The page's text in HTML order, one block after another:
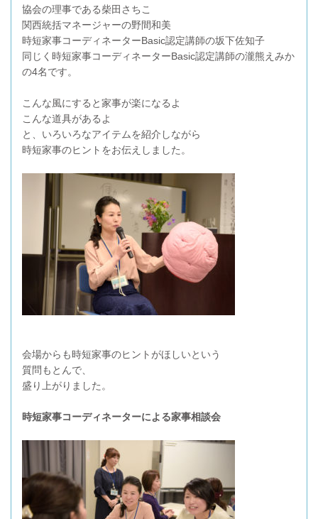
協会の理事である柴田さちこ
関西統括マネージャーの野間和美
時短家事コーディネーターBasic認定講師の坂下佐知子
同じく時短家事コーディネーターBasic認定講師の瀧熊えみか
の4名です。
こんな風にすると家事が楽になるよ
こんな道具があるよ
と、いろいろなアイテムを紹介しながら
時短家事のヒントをお伝えしました。
会場からも時短家事のヒントがほしいという
質問もとんで、
盛り上がりました。
時短家事コーディネーターによる家事相談会